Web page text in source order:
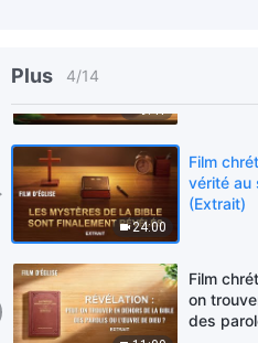
Plus 4/14
9:41
ne peut
24:00
Film
vérité au
(Extrait)
Film
on
des